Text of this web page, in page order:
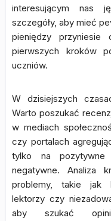
interesującym nas
szczegóły, aby mieć
pieniędzy przyniesie
pierwszych kroków
uczniów.
W dzisiejszych
Warto poszukać
w mediach
czy portalach
tylko na
negatywne. Analiza
problemy, takie jak
lektorzy czy
aby szukać opinii